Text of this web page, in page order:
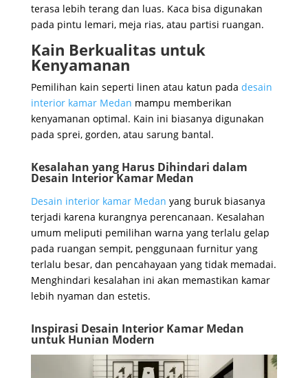
terasa lebih terang dan luas. Kaca bisa digunakan
pada pintu lemari, meja rias, atau partisi ruangan.
Kain Berkualitas untuk
Kenyamanan
Pemilihan kain seperti linen atau katun pada desain
interior kamar Medan mampu memberikan
kenyamanan optimal. Kain ini biasanya digunakan
pada sprei, gorden, atau sarung bantal.
Kesalahan yang Harus Dihindari dalam
Desain Interior Kamar Medan
Desain interior kamar Medan yang buruk biasanya
terjadi karena kurangnya perencanaan. Kesalahan
umum meliputi pemilihan warna yang terlalu gelap
pada ruangan sempit, penggunaan furnitur yang
terlalu besar, dan pencahayaan yang tidak memadai.
Menghindari kesalahan ini akan memastikan kamar
lebih nyaman dan estetis.
Inspirasi Desain Interior Kamar Medan
untuk Hunian Modern